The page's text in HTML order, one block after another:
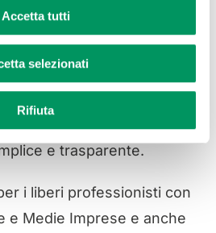
Accetta tutti
selezionati
Rifiuta
professionista
IVA?
avrai la tua energia a
e trasparente.
i liberi professionisti con
e Medie Imprese e anche